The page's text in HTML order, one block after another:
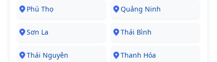
Phú Thọ Quảng Ninh
Sơn La Thái Bình
Thái Nguyên Thanh Hóa